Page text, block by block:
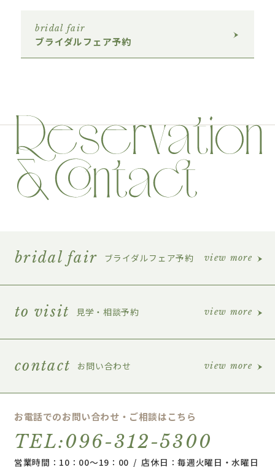
bridal fair
ブライダルフェア予約
bridal fair ブライダルフェア予約 view more
to visit 見学・相談予約 view more
contact お問い合わせ view more
お電話でのお問い合わせ・ご相談はこちら
TEL:096-312-5300
営業時間：10：00～19：00 / 店休日：毎週火曜日・水曜日